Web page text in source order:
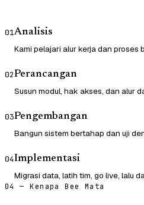
01Analisis
Kami pelajari alur kerja dan proses
02Perancangan
Susun modul, hak akses, dan alur
03Pengembangan
Bangun sistem bertahap dan uji
04Implementasi
Migrasi data, latih tim, go live, lalu
04 — Kenapa Bee Mata